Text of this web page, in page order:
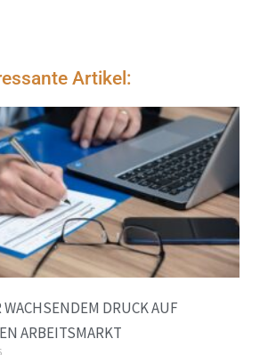
Artikel:
DRUCK AUF
ARBEITSMARKT